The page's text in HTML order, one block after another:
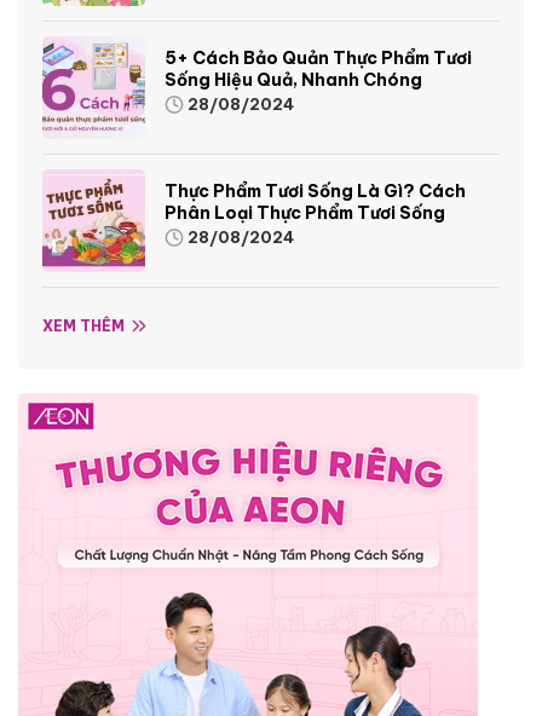
5+ Cách Bảo Quản Thực Phẩm Tươi
Sống Hiệu Quả, Nhanh Chóng
28/08/2024
Thực Phẩm Tươi Sống Là Gì? Cách
Phân Loại Thực Phẩm Tươi Sống
28/08/2024
XEM THÊM